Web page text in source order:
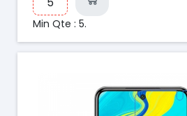
Min Qte : 5.